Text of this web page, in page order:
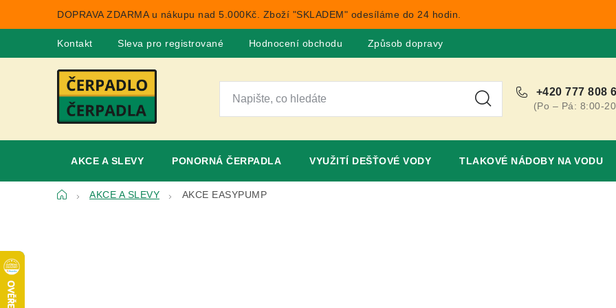
DOPRAVA ZDARMA u nákupu nad 5.000Kč. Zboží "SKLADEM" odesíláme do 24 hodin.
Kontakt Sleva pro registrované Hodnocení obchodu Způsob dopravy
+420 777 808
(Po – Pá: 8:00-
AKCE A SLEVY PONORNÁ ČERPADLA VYUŽITÍ DEŠŤOVÉ VODY TLAKOVÉ NÁDOBY NA VODU
DomůAKCE A SLEVY AKCE EASYPUMP